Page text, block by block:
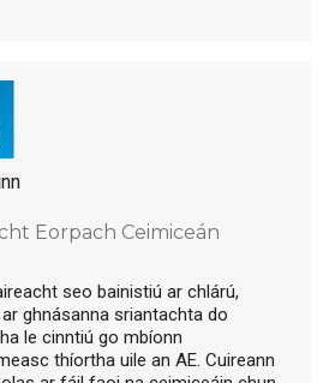
Eorpach Ceimiceán
seo bainistiú ar chlárú,
ghnásanna sriantachta do
le cinntiú go mbíonn
thíortha uile an AE. Cuireann